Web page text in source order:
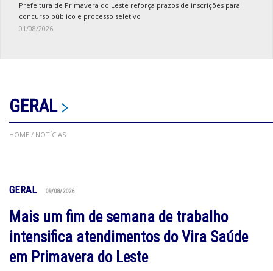
Prefeitura de Primavera do Leste reforça prazos de inscrições para
concurso público e processo seletivo
01/08/2026
GERAL
HOME / NOTÍCIAS
GERAL 09/08/2026
Mais um fim de semana de trabalho
intensifica atendimentos do Vira Saúde
em Primavera do Leste